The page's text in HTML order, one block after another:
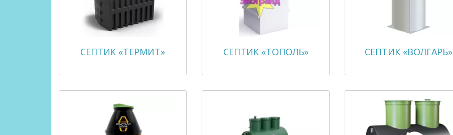
СЕПТИК «ТЕРМИТ» СЕПТИК «ТОПОЛЬ» СЕПТИК «ВОЛГАРЬ»